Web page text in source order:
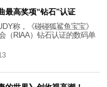
最高奖项“钻石”认证
称，《碰碰狐鲨鱼宝宝》
（RIAA）钻石认证的数码单